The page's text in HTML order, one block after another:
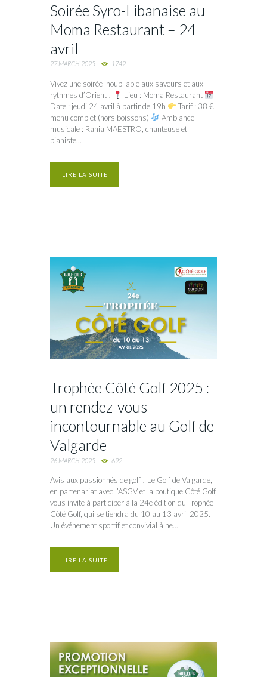
Soirée Syro-Libanaise au
Moma Restaurant – 24
avril
27 MARCH 2025 1742
Vivez une soirée inoubliable aux saveurs et aux
rythmes d’Orient !
Lieu : Moma Restaurant
Date : jeudi 24 avril à partir de 19h
Tarif : 38 €
menu complet (hors boissons)
Ambiance
musicale : Rania MAESTRO, chanteuse et
pianiste...
LIRE LA SUITE
Trophée Côté Golf 2025 :
un rendez-vous
incontournable au Golf de
Valgarde
26 MARCH 2025 692
Avis aux passionnés de golf ! Le Golf de Valgarde,
en partenariat avec l’ASGV et la boutique Côté Golf,
vous invite à participer à la 24e édition du Trophée
Côté Golf, qui se tiendra du 10 au 13 avril 2025.
Un événement sportif et convivial à ne...
LIRE LA SUITE